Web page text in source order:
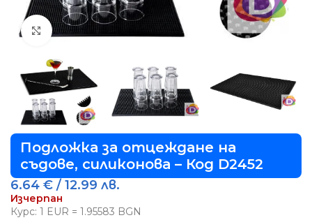
Виж повече
Подложка за отцеждане на
съдове, силиконова – Код D2452
6.64 € / 12.99 лв.
Изчерпан
Курс: 1 EUR = 1.95583 BGN